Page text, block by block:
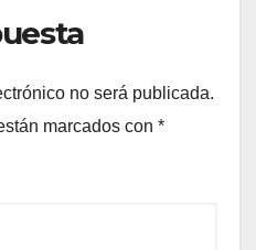
no será publicada.
marcados con *